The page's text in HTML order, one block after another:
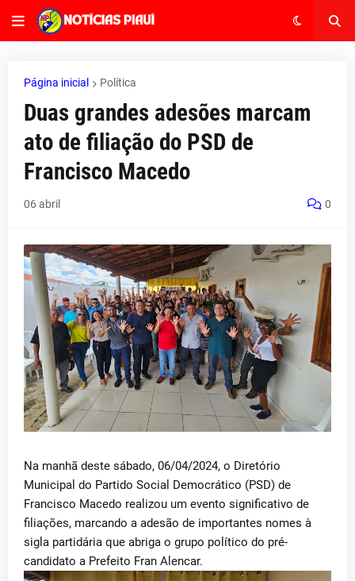
Página inicial Política
Duas grandes adesões marcam
ato de filiação do PSD de
Francisco Macedo
06 abril 0
Na manhã deste sábado, 06/04/2024, o Diretório
Municipal do Partido Social Democrático (PSD) de
Francisco Macedo realizou um evento significativo de
filiações, marcando a adesão de importantes nomes à
sigla partidária que abriga o grupo político do pré-
candidato a Prefeito Fran Alencar.